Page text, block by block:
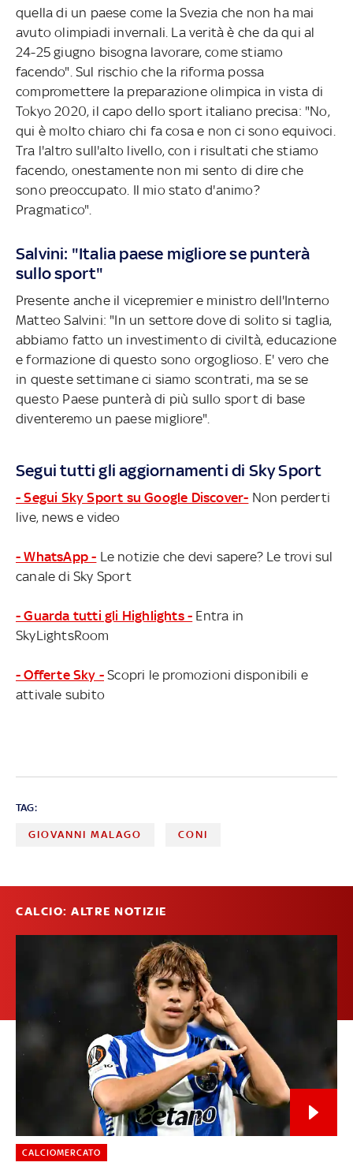
quella di un paese come la Svezia che non ha mai
avuto olimpiadi invernali. La verità è che da qui al
24-25 giugno bisogna lavorare, come stiamo
facendo". Sul rischio che la riforma possa
compromettere la preparazione olimpica in vista di
Tokyo 2020, il capo dello sport italiano precisa: "No,
qui è molto chiaro chi fa cosa e non ci sono equivoci.
Tra l'altro sull'alto livello, con i risultati che stiamo
facendo, onestamente non mi sento di dire che
sono preoccupato. Il mio stato d'animo?
Pragmatico".
Salvini: "Italia paese migliore se punterà
sullo sport"
Presente anche il vicepremier e ministro dell'Interno
Matteo Salvini: "In un settore dove di solito si taglia,
abbiamo fatto un investimento di civiltà, educazione
e formazione di questo sono orgoglioso. E' vero che
in queste settimane ci siamo scontrati, ma se se
questo Paese punterà di più sullo sport di base
diventeremo un paese migliore".
Segui tutti gli aggiornamenti di Sky Sport
- Segui Sky Sport su Google Discover- Non perderti
live, news e video
- WhatsApp - Le notizie che devi sapere? Le trovi sul
canale di Sky Sport
- Guarda tutti gli Highlights - Entra in
SkyLightsRoom
- Offerte Sky - Scopri le promozioni disponibili e
attivale subito
TAG:
GIOVANNI MALAGO CONI
CALCIO: ALTRE NOTIZIE
CALCIOMERCATO